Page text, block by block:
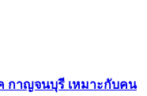
กาญจนบุรี เหมาะกับคน